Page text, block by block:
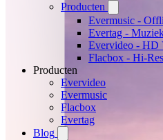
Producten
Evermusic -
Evertag -
Evervideo - HD
Flacbox - Hi-
Producten
Evervideo
Evermusic
Flacbox
Evertag
Blog